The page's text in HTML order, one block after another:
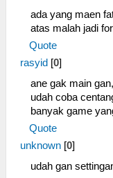
ada yang maen
atas malah jadi
Quote
rasyid [0]
ane gak main gan,
udah coba
banyak game
Quote
unknown [0]
udah gan